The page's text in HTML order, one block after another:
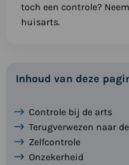
toch een controle?
huisarts.
Inhoud van deze
Controle bij de arts
Terugverwezen naar
Zelfcontrole
Onzekerheid